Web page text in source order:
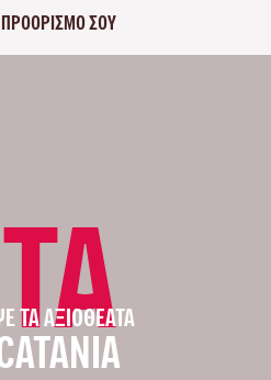
ΠΡΟΟΡΙΣΜΌ ΣΟΥ
ΤΑ ΑΞΙΟΘΈΑΤΑ